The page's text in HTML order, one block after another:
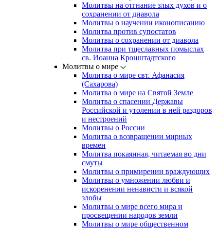
Молитвы на отгнание злых духов и о
сохранении от диавола
Молитвы о научении иконописанию
Молитва против супостатов
Молитвы о сохранении от диавола
Молитва при тщеславных помыслах
св. Иоанна Кронштадтского
Молитвы о мире
Молитва о мире свт. Афанасия
(Сахарова)
Молитва о мире на Святой Земле
Молитва о спасении Державы
Российской и утолении в ней раздоров
и нестроений
Молитвы о России
Молитва о возвращении мирных
времен
Молитва покаянная, читаемая во дни
смуты
Молитвы о примирении враждующих
Молитвы о умножении любви и
искоренении ненависти и всякой
злобы
Молитвы о мире всего мира и
просвещении народов земли
Молитвы о мире общественном